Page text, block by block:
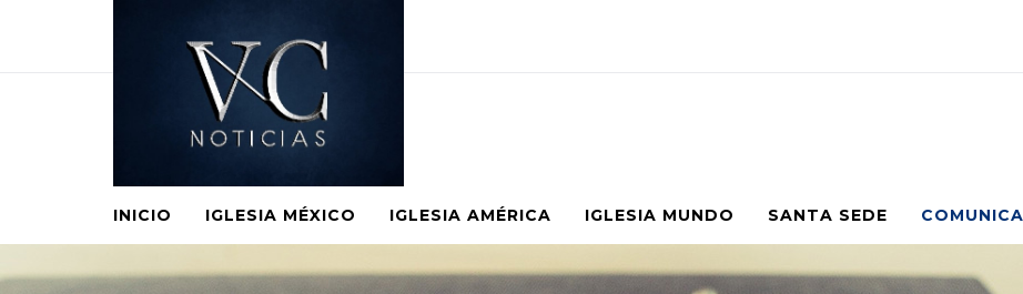
INICIO IGLESIA MÉXICO IGLESIA AMÉRICA IGLESIA MUNDO SANTA SEDE